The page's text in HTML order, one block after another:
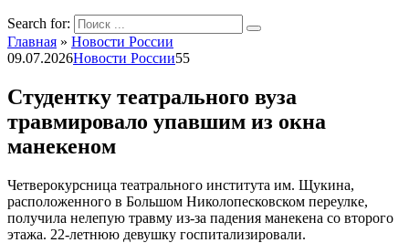
Search for:
Главная » Новости России
09.07.2026Новости России55
Студентку театрального вуза
травмировало упавшим из окна
манекеном
Четверокурсница театрального института им. Щукина,
расположенного в Большом Николопесковском переулке,
получила нелепую травму из-за падения манекена со второго
этажа. 22-летнюю девушку госпитализировали.